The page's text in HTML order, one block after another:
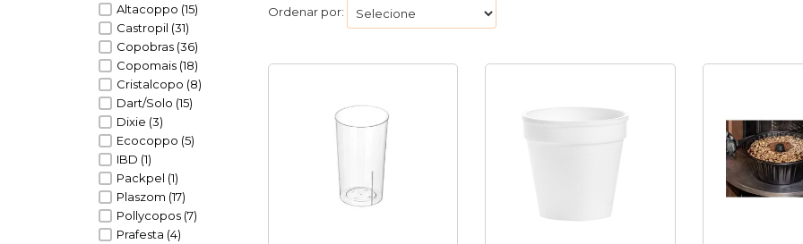
Altacoppo (15)
Castropil (31)
Copobras (36)
Copomais (18)
Cristalcopo (8)
Dart/Solo (15)
Dixie (3)
Ecocoppo (5)
IBD (1)
Packpel (1)
Plaszom (17)
Pollycopos (7)
Prafesta (4)
Ordenar por: